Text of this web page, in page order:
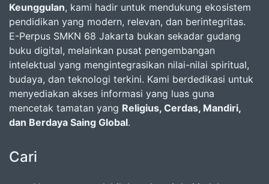
Keunggulan, kami hadir untuk mendukung ekosistem
pendidikan yang modern, relevan, dan berintegritas.
E-Perpus SMKN 68 Jakarta bukan sekadar gudang
buku digital, melainkan pusat pengembangan
intelektual yang mengintegrasikan nilai-nilai spiritual,
budaya, dan teknologi terkini. Kami berdedikasi untuk
menyediakan akses informasi yang luas guna
mencetak tamatan yang Religius, Cerdas, Mandiri,
dan Berdaya Saing Global.
Cari